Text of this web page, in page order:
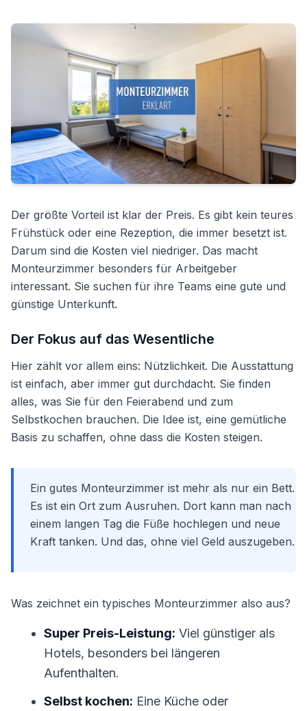
Der größte Vorteil ist klar der Preis. Es gibt kein teures
Frühstück oder eine Rezeption, die immer besetzt ist.
Darum sind die Kosten viel niedriger. Das macht
Monteurzimmer besonders für Arbeitgeber
interessant. Sie suchen für ihre Teams eine gute und
günstige Unterkunft.
Der Fokus auf das Wesentliche
Hier zählt vor allem eins: Nützlichkeit. Die Ausstattung
ist einfach, aber immer gut durchdacht. Sie finden
alles, was Sie für den Feierabend und zum
Selbstkochen brauchen. Die Idee ist, eine gemütliche
Basis zu schaffen, ohne dass die Kosten steigen.
Ein gutes Monteurzimmer ist mehr als nur ein Bett.
Es ist ein Ort zum Ausruhen. Dort kann man nach
einem langen Tag die Füße hochlegen und neue
Kraft tanken. Und das, ohne viel Geld auszugeben.
Was zeichnet ein typisches Monteurzimmer also aus?
Super Preis-Leistung: Viel günstiger als
Hotels, besonders bei längeren
Aufenthalten.
Selbst kochen: Eine Küche oder